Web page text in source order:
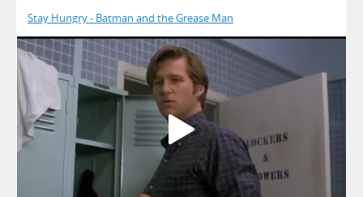
Stay Hungry - Batman and the Grease Man